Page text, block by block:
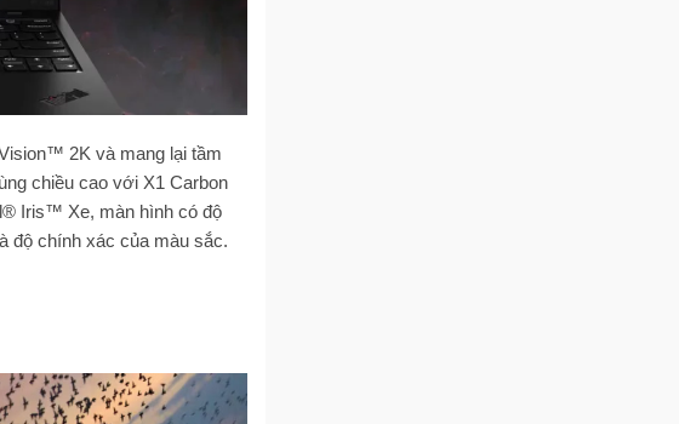
2K và mang lại tầm
chiều cao với X1 Carbon
Iris™ Xe, màn hình có độ
độ chính xác của màu sắc.